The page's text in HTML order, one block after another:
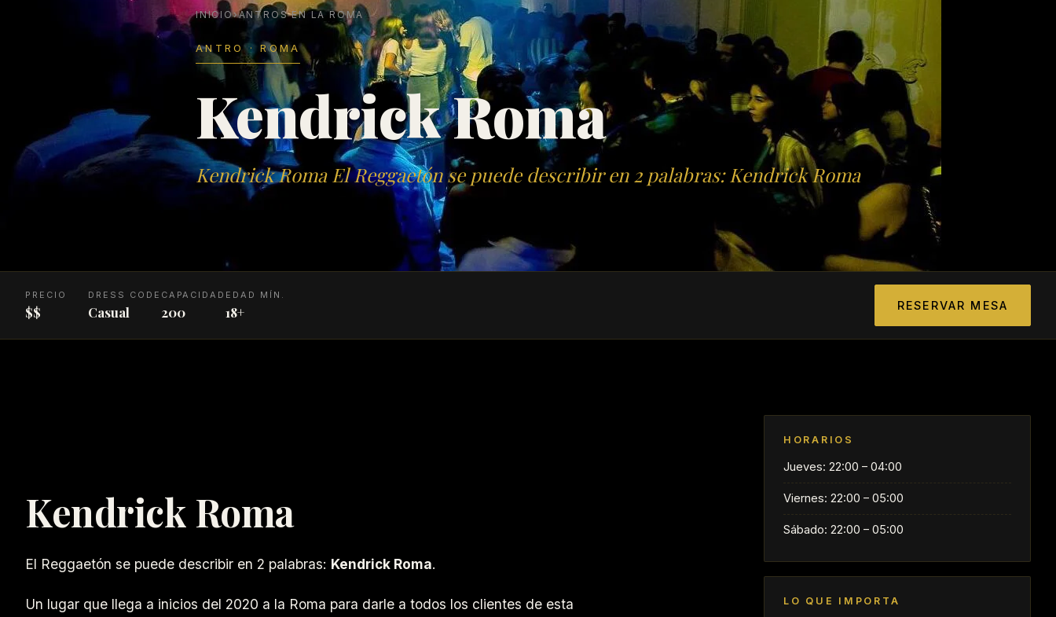
INICIO›ANTROS EN LA ROMA
ANTRO · ROMA
Kendrick Roma
Kendrick Roma El Reggaetón se puede describir en 2 palabras: Kendrick Roma
PRECIO
$$
DRESS CODE
Casual
CAPACIDAD
200
EDAD MÍN.
18+ RESERVAR MESA
Kendrick Roma
El Reggaetón se puede describir en 2 palabras: Kendrick Roma.
Un lugar que llega a inicios del 2020 a la Roma para darle a todos los clientes de esta
HORARIOS
Jueves: 22:00 – 04:00
Viernes: 22:00 – 05:00
Sábado: 22:00 – 05:00
LO QUE IMPORTA